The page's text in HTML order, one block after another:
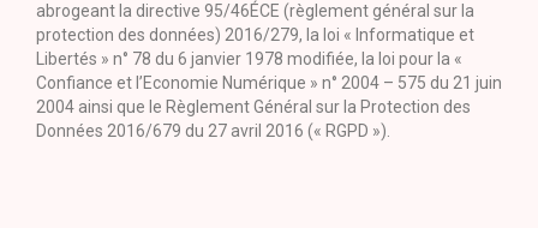
abrogeant la directive 95/46ÉCE (règlement général sur la
protection des données) 2016/279, la loi « Informatique et
Libertés » n° 78 du 6 janvier 1978 modifiée, la loi pour la «
Confiance et l’Economie Numérique » n° 2004 – 575 du 21 juin
2004 ainsi que le Règlement Général sur la Protection des
Données 2016/679 du 27 avril 2016 (« RGPD »).